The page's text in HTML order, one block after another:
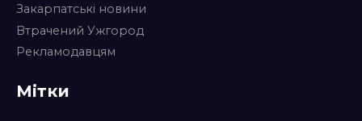
Закарпатські новини
Втрачений Ужгород
Рекламодавцям
Мітки